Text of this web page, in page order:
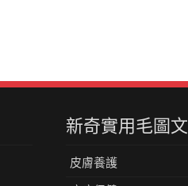
新奇實用毛圖文
皮膚養護